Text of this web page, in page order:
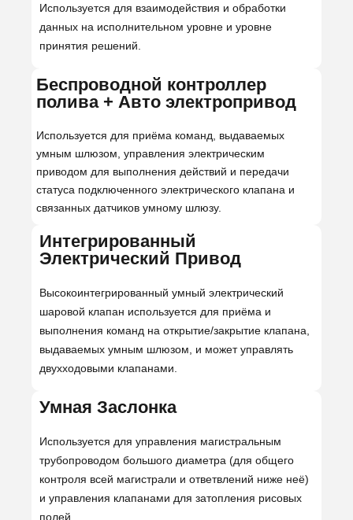
Используется для взаимодействия и обработки
данных на исполнительном уровне и уровне
принятия решений.
Беспроводной контроллер
полива + Авто электропривод
Используется для приёма команд, выдаваемых
умным шлюзом, управления электрическим
приводом для выполнения действий и передачи
статуса подключенного электрического клапана и
связанных датчиков умному шлюзу.
Интегрированный
Электрический Привод
Высокоинтегрированный умный электрический
шаровой клапан используется для приёма и
выполнения команд на открытие/закрытие клапана,
выдаваемых умным шлюзом, и может управлять
двухходовыми клапанами.
Умная Заслонка
Используется для управления магистральным
трубопроводом большого диаметра (для общего
контроля всей магистрали и ответвлений ниже неё)
и управления клапанами для затопления рисовых
полей.